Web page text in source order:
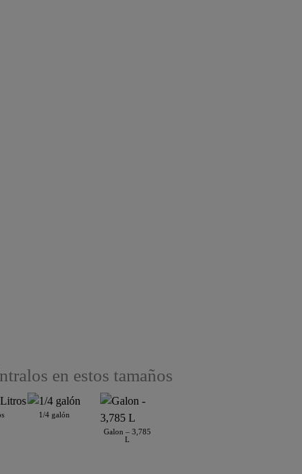
en estos tamaños
1/4 galón
Galon – 3,785
L